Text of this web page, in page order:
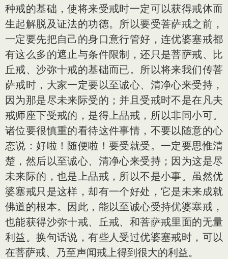
种戒的基础，使将来受戒时一定可以获得戒体而
生起解脱及证法的功德。所以要受菩萨戒之前，
一定要先把自己的身口意行管好，连优婆塞戒都
有这么多的遮止与条件限制，还只是菩萨戒、比
丘戒、沙弥十戒的基础而已。所以将来我们传菩
萨戒时，大家一定要以至诚心、清净心来受持，
因为那是尽未来际受的；并且受戒时不是在凡夫
戒师座下受戒的，是得上品戒，所以非同小可。
诸位要很慎重的看待这件事情，不要以随意的心
态说：好啦！随便啦！要受就受。一定要思惟清
楚，然后以至诚心、清净心来受持；因为这是尽
未来际的，也是上品戒，所以不是小事。虽然优
婆塞戒只是这样，却有一个好处，它是未来成就
佛道的根本。因此，能以至诚心受持优婆塞戒，
也能获得沙弥十戒、丘戒、和菩萨戒里面的无量
利益。换句话说，有些人受过优婆塞戒时，可以
在菩萨戒、乃至声闻戒上得到很大的利益。